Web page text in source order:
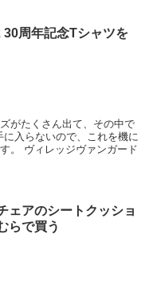
30周年記念Tシャツを
がたくさん出て、その中で
入らないので、これを機に
。 ヴィレッジヴァンガード
ェアのシートクッショ
らで買う